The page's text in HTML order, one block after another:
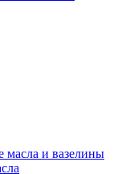
масла и вазелины